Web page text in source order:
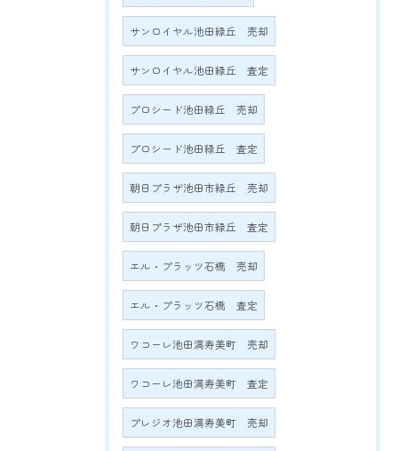
サンロイヤル池田緑丘 売却
サンロイヤル池田緑丘 査定
プロシード池田緑丘 売却
プロシード池田緑丘 査定
朝日プラザ池田市緑丘 売却
朝日プラザ池田市緑丘 査定
エル・プラッツ石橋 売却
エル・プラッツ石橋 査定
ワコーレ池田満寿美町 売却
ワコーレ池田満寿美町 査定
プレジオ池田満寿美町 売却